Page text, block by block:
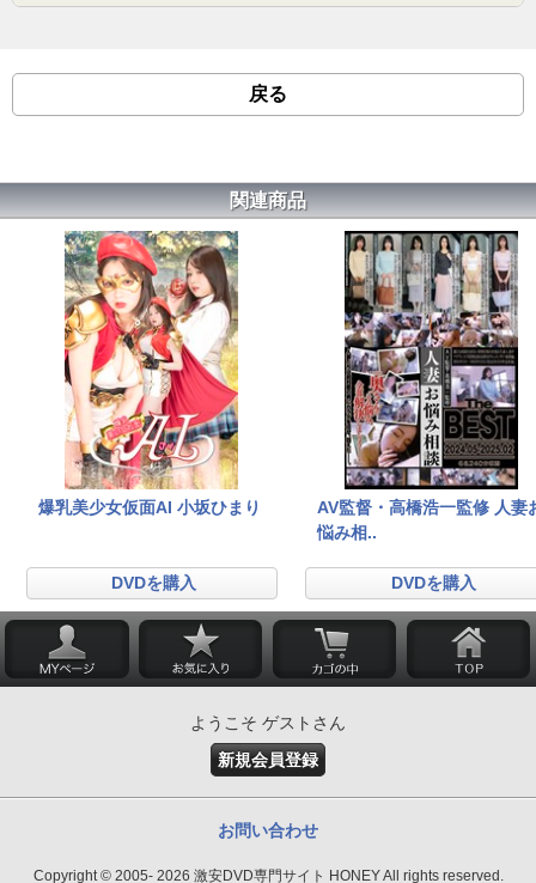
戻る
関連商品
爆乳美少女仮面AI 小坂ひまり
DVDを購入
AV監督・高橋浩一監修 人妻
悩み相..
DVDを購入
ようこそ ゲストさん
新規会員登録
お問い合わせ
Copyright © 2005- 2026 激安DVD専門サイト HONEY All rights reserved.